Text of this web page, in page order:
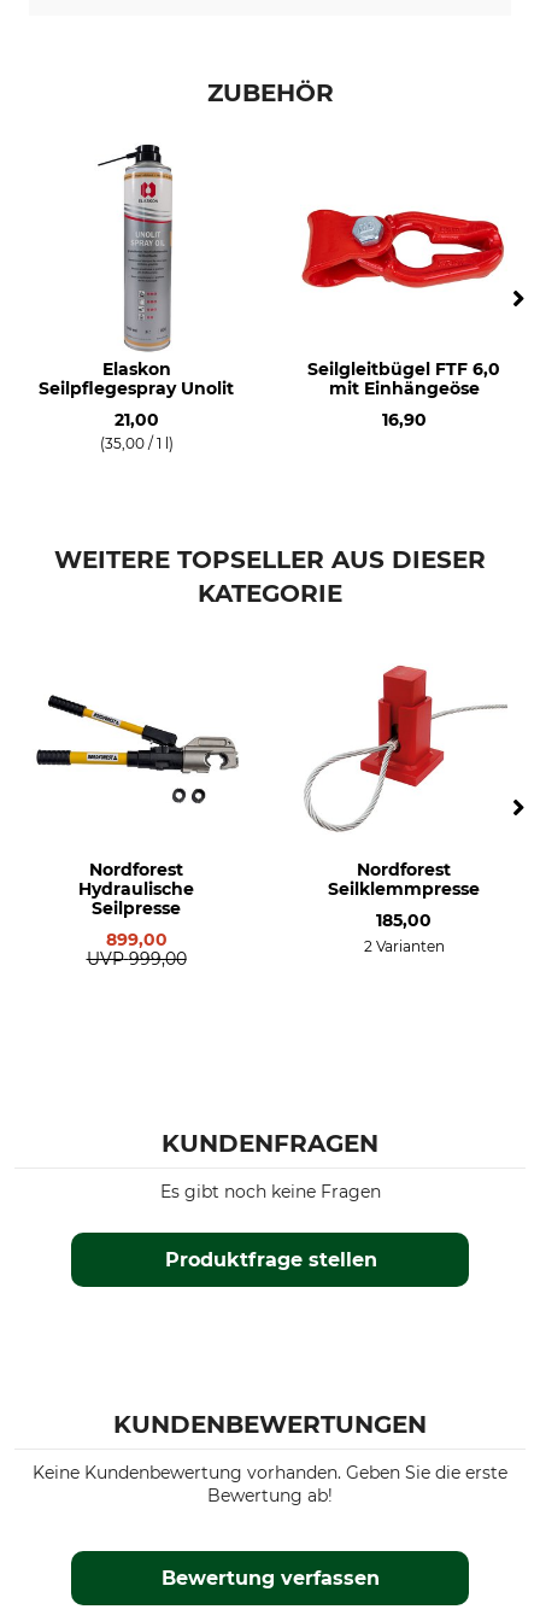
ZUBEHÖR
Elaskon
Seilpflegespray Unolit
21,00
(35,00 / 1 l)
Seilgleitbügel FTF 6,0
mit Einhängeöse
16,90
WEITERE TOPSELLER AUS DIESER
KATEGORIE
Nordforest
Hydraulische
Seilpresse
899,00
UVP 999,00
Nordforest
Seilklemmpresse
185,00
2 Varianten
KUNDENFRAGEN
Produktfrage stellen
Es gibt noch keine Fragen
KUNDENBEWERTUNGEN
Keine Kundenbewertung vorhanden. Geben Sie die erste
Bewertung ab!
Bewertung verfassen